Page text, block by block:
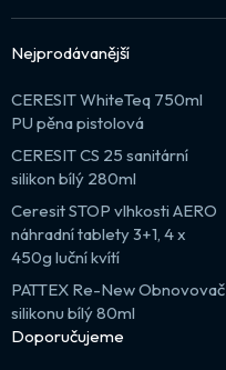
Nejprodávanější
CERESIT WhiteTeq 750ml
PU pěna pistolová
CERESIT CS 25 sanitární
silikon bílý 280ml
Ceresit STOP vlhkosti AERO
náhradní tablety 3+1, 4 x
450g luční kvítí
PATTEX Re-New Obnovovač
silikonu bílý 80ml
Doporučujeme